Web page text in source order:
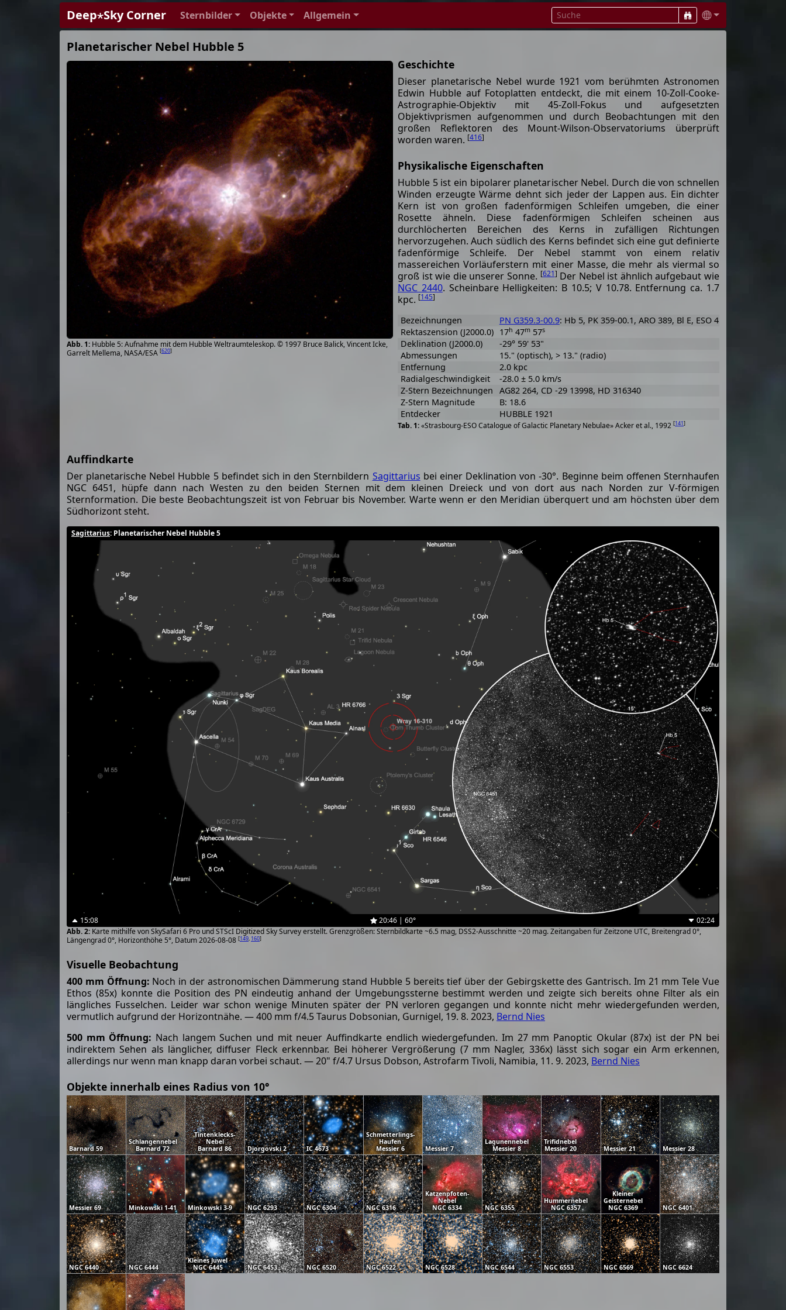
Deep⋆Sky Corner Sternbilder Objekte Allgemein
Planetarischer Nebel Hubble 5
Hubble 5: Aufnahme mit dem Hubble Weltraumteleskop. © 1997 Bruce Balick, Vincent Icke,
Garrelt Mellema, NASA/ESA [620]
Geschichte
Dieser planetarische Nebel wurde 1921 vom berühmten Astronomen
Edwin Hubble auf Fotoplatten entdeckt, die mit einem 10-Zoll-Cooke-
Astrographie-Objektiv mit 45-Zoll-Fokus und aufgesetzten
Objektivprismen aufgenommen und durch Beobachtungen mit den
großen Reflektoren des Mount-Wilson-Observatoriums überprüft
worden waren. [416]
Physikalische Eigenschaften
Hubble 5 ist ein bipolarer planetarischer Nebel. Durch die von schnellen
Winden erzeugte Wärme dehnt sich jeder der Lappen aus. Ein dichter
Kern ist von großen fadenförmigen Schleifen umgeben, die einer
Rosette ähneln. Diese fadenförmigen Schleifen scheinen aus
durchlöcherten Bereichen des Kerns in zufälligen Richtungen
hervorzugehen. Auch südlich des Kerns befindet sich eine gut definierte
fadenförmige Schleife. Der Nebel stammt von einem relativ
massereichen Vorläuferstern mit einer Masse, die mehr als viermal so
groß ist wie die unserer Sonne. [621] Der Nebel ist ähnlich aufgebaut wie
NGC 2440. Scheinbare Helligkeiten: B 10.5; V 10.78. Entfernung ca. 1.7
kpc. [145]
«Strasbourg-ESO Catalogue of Galactic Planetary Nebulae» Acker et al., 1992 [141]
Bezeichnungen PN G359.3-00.9: Hb 5, PK 359-00.1, ARO 389, Bl E, ESO 455-42, He 2-
Rektaszension (J2000.0) 17h 47m57s
Deklination (J2000.0)
-29° 59' 53"
Abmessungen
15." (optisch), > 13." (radio)
Entfernung
2.0 kpc
Radialgeschwindigkeit
-28.0 ± 5.0 km/s
Z-Stern Bezeichnungen
AG82 264, CD -29 13998, HD 316340
Z-Stern Magnitude
B: 18.6
Entdecker
HUBBLE 1921
Auffindkarte
Der planetarische Nebel Hubble 5 befindet sich in den Sternbildern Sagittarius bei einer Deklination von -30°. Beginne beim offenen Sternhaufen
NGC 6451, hüpfe dann nach Westen zu den beiden Sternen mit dem kleinen Dreieck und von dort aus nach Norden zur V-förmigen
Sternformation. Die beste Beobachtungszeit ist von Februar bis November. Warte wenn er den Meridian überquert und am höchsten über dem
Südhorizont steht.
Sagittarius: Planetarischer Nebel Hubble 5
15:08 20:46 | 60°
02:24
Karte mithilfe von SkySafari 6 Pro und STScI Digitized Sky Survey erstellt. Grenzgrößen: Sternbildkarte ~6.5 mag, DSS2-Ausschnitte ~20 mag. Zeitangaben für Zeitzone UTC, Breitengrad 0°,
Längengrad 0°, Horizonthöhe 5°, Datum 2026-08-08 [149 160]
Visuelle Beobachtung
400 mm Öffnung: Noch in der astronomischen Dämmerung stand Hubble 5 bereits tief über der Gebirgskette des Gantrisch. Im 21 mm Tele Vue
Ethos (85x) konnte die Position des PN eindeutig anhand der Umgebungssterne bestimmt werden und zeigte sich bereits ohne Filter als ein
längliches Fusselchen. Leider war schon wenige Minuten später der PN verloren gegangen und konnte nicht mehr wiedergefunden werden,
vermutlich aufgrund der Horizontnähe. — 400 mm f/4.5 Taurus Dobsonian, Gurnigel, 19. 8. 2023, Bernd Nies
500 mm Öffnung: Nach langem Suchen und mit neuer Auffindkarte endlich wiedergefunden. Im 27 mm Panoptic Okular (87x) ist der PN bei
indirektem Sehen als länglicher, diffuser Fleck erkennbar. Bei höherer Vergrößerung (7 mm Nagler, 336x) lässt sich sogar ein Arm erkennen,
allerdings nur wenn man knapp daran vorbei schaut. — 20" f/4.7 Ursus Dobson, Astrofarm Tivoli, Namibia, 11. 9. 2023, Bernd Nies
Objekte innerhalb eines Radius von 10°
Barnard 59
Schlangennebel
Barnard 72
Tintenklecks-
Nebel
Barnard 86
Djorgovski 2 IC 4673
Schmetterlings-
Haufen
Messier 6
Messier 7
Lagunennebel
Messier 8
Trifidnebel
Messier 20
Messier 21 Messier 28
Messier 69 Minkowski 1-41 Minkowski 3-9 NGC 6293 NGC 6304 NGC 6316
Katzenpfoten-
Nebel
NGC 6334
NGC 6355
Hummernebel
NGC 6357
Kleiner
Geisternebel
NGC 6369
NGC 6401
NGC 6440 NGC 6444
Kleines Juwel
NGC 6445
NGC 6453 NGC 6520 NGC 6522 NGC 6528 NGC 6544 NGC 6553 NGC 6569 NGC 6624